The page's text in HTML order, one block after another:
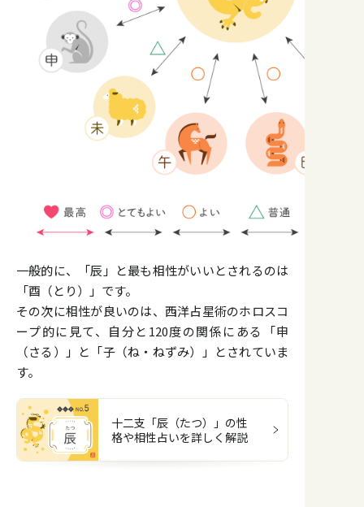
一般的に、「辰」と最も相性がいいとされるのは
「酉（とり）」です。
その次に相性が良いのは、西洋占星術のホロスコ
ープ的に見て、自分と120度の関係にある「申
（さる）」と「子（ね・ねずみ）」とされていま
す。
十二支「辰（たつ）」の性
格や相性占いを詳しく解説